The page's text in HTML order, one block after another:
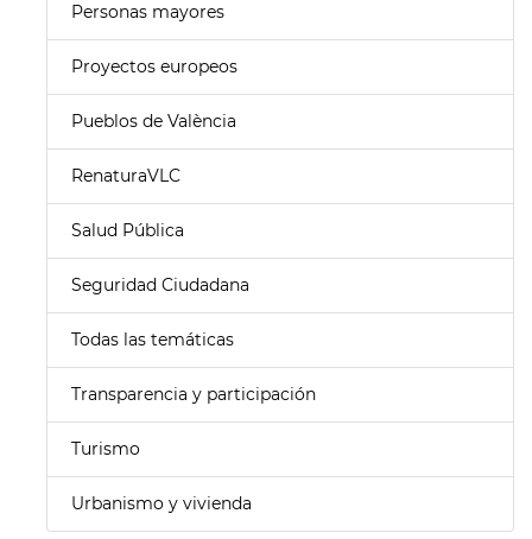
Personas mayores
Proyectos europeos
Pueblos de València
RenaturaVLC
Salud Pública
Seguridad Ciudadana
Todas las temáticas
Transparencia y participación
Turismo
Urbanismo y vivienda